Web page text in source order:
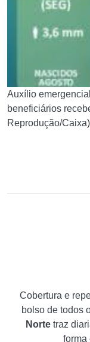
Auxílio
beneficiários
Reprodução/Caixa)
Cobertura e
bolso de todos
Norte traz
forma